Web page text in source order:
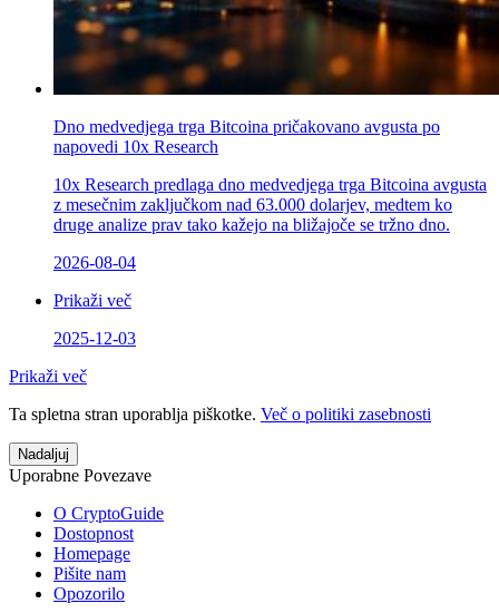
Dno medvedjega trga Bitcoina pričakovano avgusta po
napovedi 10x Research
10x Research predlaga dno medvedjega trga Bitcoina avgusta
z mesečnim zaključkom nad 63.000 dolarjev, medtem ko
druge analize prav tako kažejo na bližajoče se tržno dno.
2026-08-04
Prikaži več
2025-12-03
Prikaži več
Ta spletna stran uporablja piškotke. Več o politiki zasebnosti
Nadaljuj
Uporabne Povezave
O CryptoGuide
Dostopnost
Homepage
Pišite nam
Opozorilo